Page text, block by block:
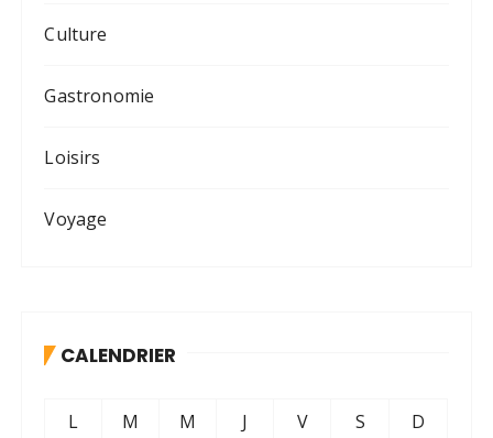
Culture
Gastronomie
Loisirs
Voyage
CALENDRIER
L M M J V S
D